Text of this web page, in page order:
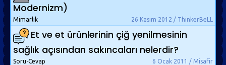
Modernizm)
26 Kasım 2012 / ThinkerBeLL
Mimarlık
Et ve et ürünlerinin çiğ yenilmesinin
sağlık açısından sakıncaları nelerdir?
6 Ocak 2011 / Misafir
Soru-Cevap